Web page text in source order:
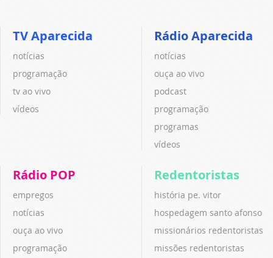
TV Aparecida
notícias
programação
tv ao vivo
vídeos
Rádio Aparecida
notícias
ouça ao vivo
podcast
programação
programas
vídeos
Rádio POP
empregos
notícias
ouça ao vivo
programação
Redentoristas
história pe. vitor
hospedagem santo afonso
missionários redentoristas
missões redentoristas